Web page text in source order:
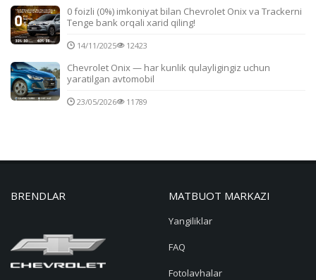
0 foizli (0%) imkoniyat bilan Chevrolet Onix va Trackerni
Tenge bank orqali xarid qiling!
14/11/2025 12423
Chevrolet Onix — har kunlik qulayligingiz uchun
yaratilgan avtomobil
23/05/2026 11789
BRENDLAR MATBUOT MARKAZI
Yangiliklar
FAQ
Fotolavhalar